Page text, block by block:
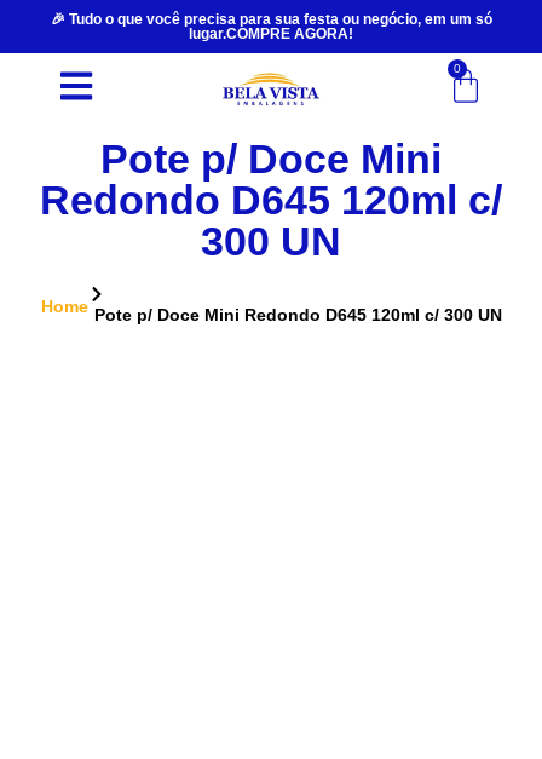
🎉 Tudo o que você precisa para sua festa ou negócio, em um só
lugar.COMPRE AGORA!
0
Pote p/ Doce Mini
Redondo D645 120ml c/
300 UN
Home Pote p/ Doce Mini Redondo D645 120ml c/ 300 UN